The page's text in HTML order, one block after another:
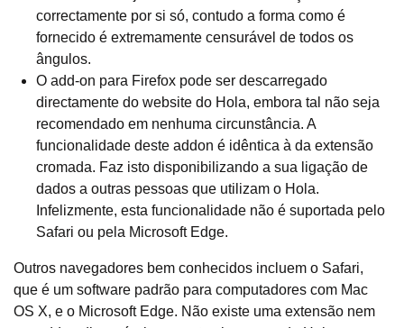
correctamente por si só, contudo a forma como é
fornecido é extremamente censurável de todos os
ângulos.
O add-on para Firefox pode ser descarregado
directamente do website do Hola, embora tal não seja
recomendado em nenhuma circunstância. A
funcionalidade deste addon é idêntica à da extensão
cromada. Faz isto disponibilizando a sua ligação de
dados a outras pessoas que utilizam o Hola.
Infelizmente, esta funcionalidade não é suportada pelo
Safari ou pela Microsoft Edge.
Outros navegadores bem conhecidos incluem o Safari,
que é um software padrão para computadores com Mac
OS X, e o Microsoft Edge. Não existe uma extensão nem